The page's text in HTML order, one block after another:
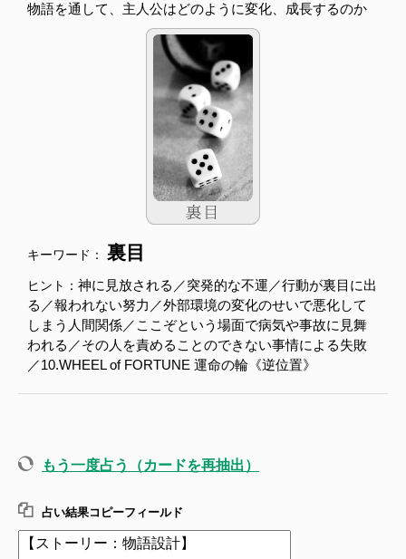
物語を通して、主人公はどのように変化、成長するのか
キーワード： 裏目
ヒント： 神に見放される／突発的な不運／行動が裏目に出
る／報われない努力／外部環境の変化のせいで悪化して
しまう人間関係／ここぞという場面で病気や事故に見舞
われる／その人を責めることのできない事情による失敗
／10.WHEEL of FORTUNE 運命の輪《逆位置》
もう一度占う（カードを再抽出）
占い結果コピーフィールド